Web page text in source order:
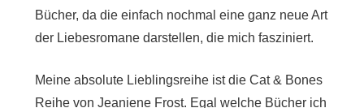
Bücher, da die einfach nochmal eine ganz neue Art
der Liebesromane darstellen, die mich fasziniert.
Meine absolute Lieblingsreihe ist die Cat & Bones
Reihe von Jeaniene Frost. Egal welche Bücher ich